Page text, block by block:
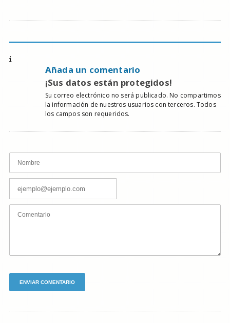
Añada un comentario
¡Sus datos están protegidos!
Su correo electrónico no será publicado. No compartimos
la información de nuestros usuarios con terceros. Todos
los campos son requeridos.